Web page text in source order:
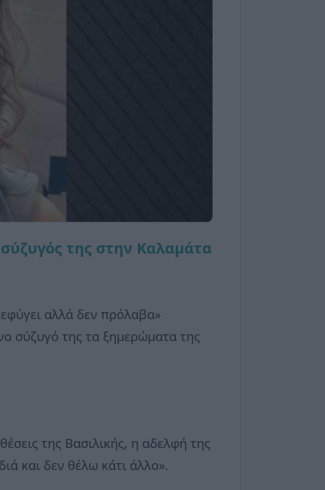
της στην Καλαμάτα
αλλά δεν πρόλαβα»
σύζυγό της τα ξημερώματα της
της Βασιλικής, η αδελφή της
και δεν θέλω κάτι άλλο».